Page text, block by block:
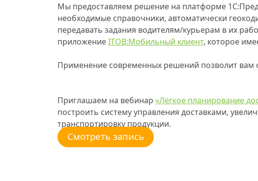
Мы предоставляем решение на платформе
необходимые справочники, автоматически
передавать задания водителям/курьерам в их
приложениеITOB:Мобильный клиент, которое
Применение современных решений позволит вам
Приглашаем на вебинар «Лёгкое планирование
построить систему управления доставками,
транспортировку продукции.
Смотреть запись